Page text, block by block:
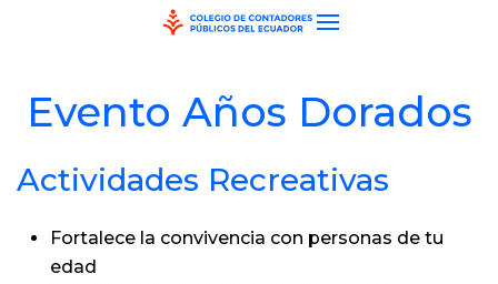
Evento Años Dorados
Actividades Recreativas
Fortalece la convivencia con personas de tu
edad